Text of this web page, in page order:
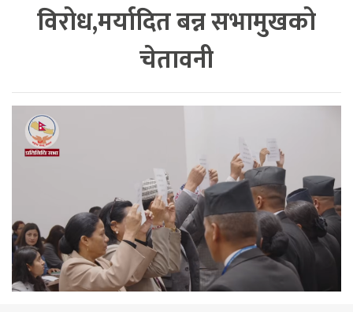
विरोध,मर्यादित बन्न सभामुखको
चेतावनी